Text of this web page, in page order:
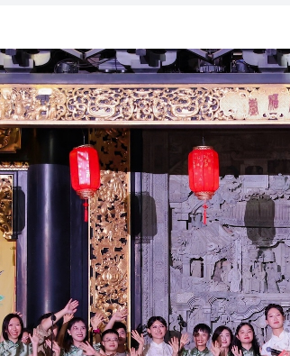
美股觀望非農數據 道指跌逾百點
有片丨孕婦羊水破裂即將臨盆 正遇晚
東涌巴士撞電單車 巴士司機涉危駕被捕
有片丨清淡不等於吃素！ 清淡飲食正在